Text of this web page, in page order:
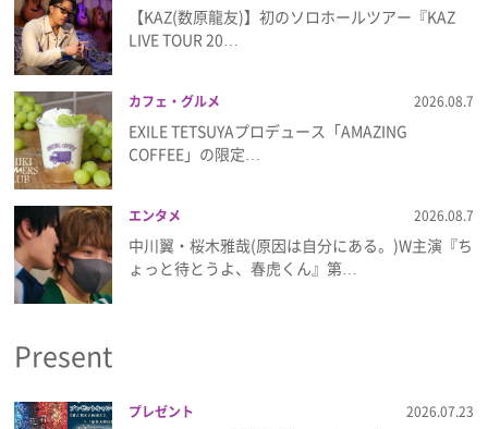
【KAZ(数原龍友)】初のソロホールツアー『KAZ
LIVE TOUR 20…
カフェ・グルメ 2026.08.7
EXILE TETSUYAプロデュース「AMAZING
COFFEE」の限定…
エンタメ 2026.08.7
中川翼・桜木雅哉(原因は自分にある。)W主演『ち
ょっと待とうよ、春虎くん』第…
Present
プレゼント 2026.07.23